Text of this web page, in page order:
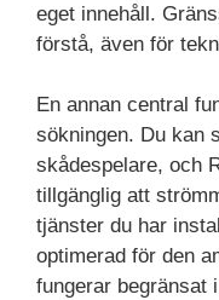
eget innehåll.
förstå, även för
En annan central
sökningen. Du kan
skådespelare, och
tillgänglig att
tjänster du har
optimerad för den
fungerar begränsat